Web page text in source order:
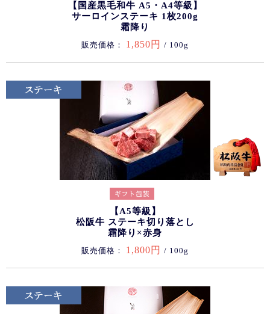
【国産黒毛和牛 A5・A4等級】
サーロインステーキ 1枚200g
霜降り
販売価格： 1,850円 / 100g
【A5等級】
松阪牛 ステーキ切り落とし
霜降り×赤身
販売価格： 1,800円 / 100g